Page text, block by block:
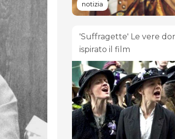
notizia
'Suffragette' Le vere
ispirato il film